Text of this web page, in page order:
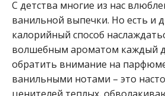
С детства многие из нас
ванильной выпечки. Но есть и
калорийный способ
волшебным ароматом каждый
обратить внимание на
ванильными нотами – это